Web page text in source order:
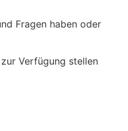
Fragen haben oder
Verfügung stellen